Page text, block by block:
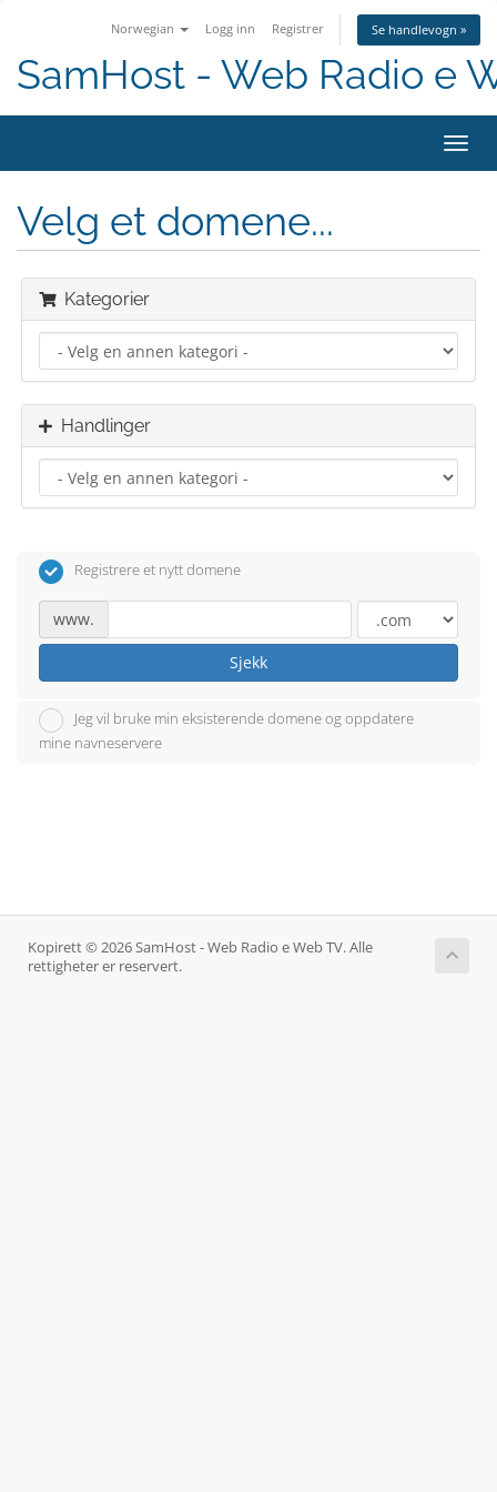
Norwegian Logg inn Registrer Se handlevogn »
SamHost - Web Radio e
Bytt
Velg et domene...
Kategorier
Handlinger
Registrere et nytt domene
www.
Sjekk
Jeg vil bruke min eksisterende domene og oppdatere
mine navneservere
Kopirett © 2026 SamHost - Web Radio e Web TV. Alle
rettigheter er reservert.